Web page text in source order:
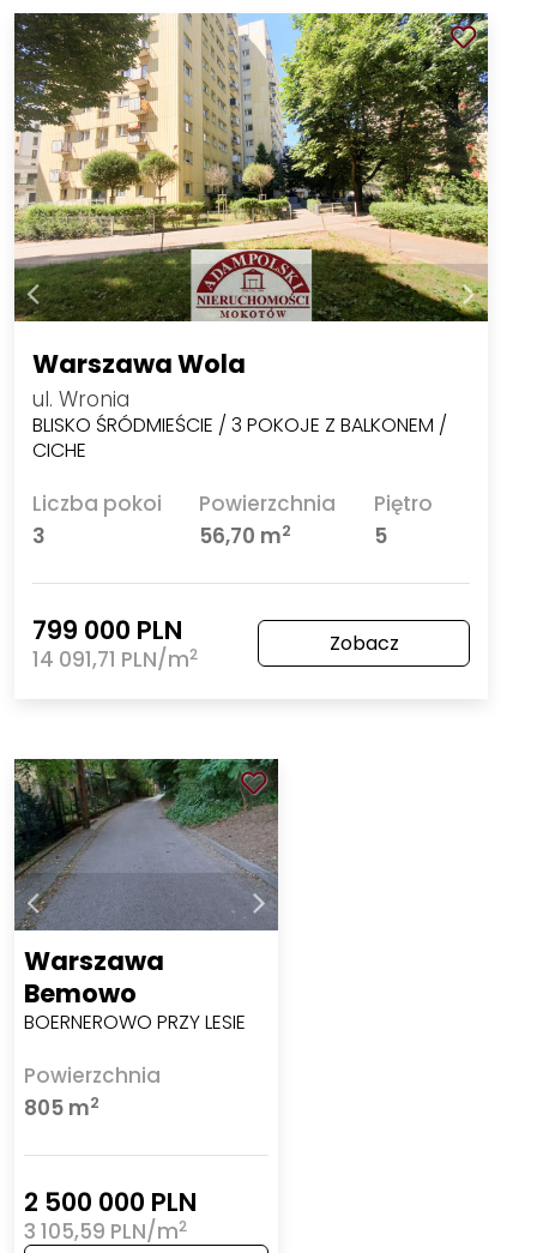
Warszawa Wola
ul. Wronia
BLISKO ŚRÓDMIEŚCIE / 3 POKOJE Z BALKONEM /
CICHE
Liczba pokoi
3
Powierzchnia
56,70 m2
Piętro
5
799 000 PLN
14 091,71 PLN/m2 Zobacz
Warszawa
Bemowo
BOERNEROWO PRZY LESIE
Powierzchnia
805 m2
2 500 000 PLN
3 105,59 PLN/m2